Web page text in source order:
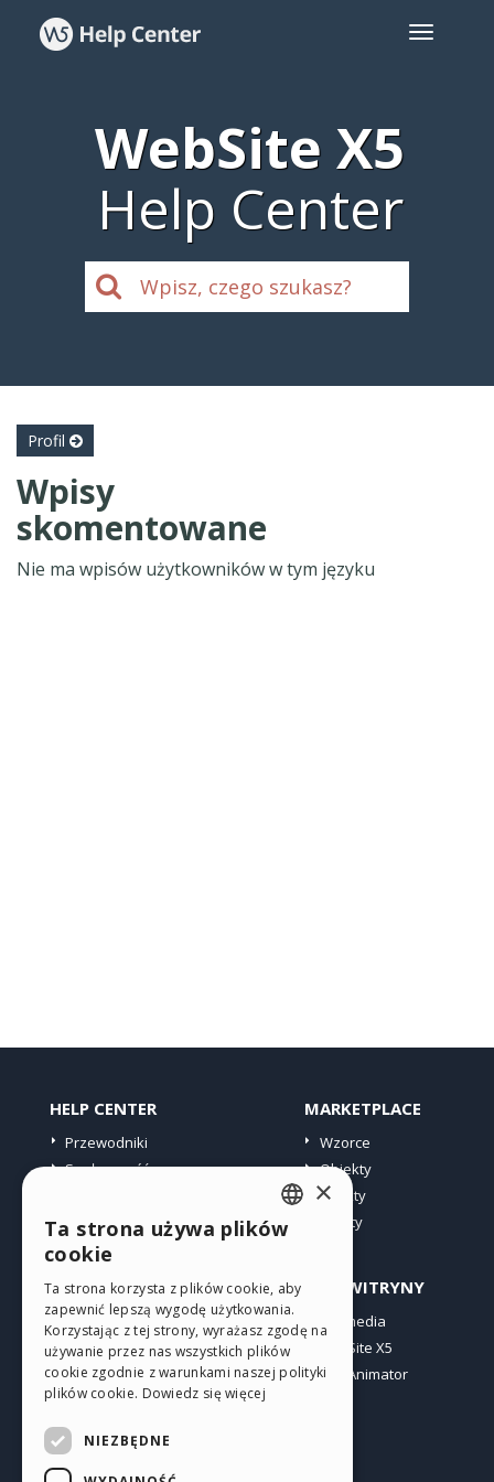
WebSite X5
Help Center
Profil
Wpisy
skomentowane
Nie ma wpisów użytkowników w tym języku
HELP CENTER
Przewodniki
Społeczność
MARKETPLACE
Wzorce
Obiekty
Punkty
Oferty
PROFIL
Moje wpisy
Moje licencje
Pobieranie
Web hosting
INNE WITRYNY
Incomedia
WebSite X5
WebAnimator
ENGLISH
GERMAN
SPANISH
PORTUGUESE
×
Ta strona używa plików
cookie
Ta strona korzysta z plików cookie, aby
zapewnić lepszą wygodę użytkowania.
Korzystając z tej strony, wyrażasz zgodę na
używanie przez nas wszystkich plików
cookie zgodnie z warunkami naszej polityki
plików cookie. Dowiedz się więcej
NIEZBĘDNE